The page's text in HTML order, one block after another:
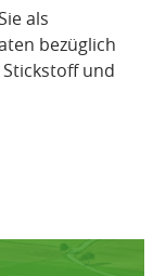
als
bezüglich
und